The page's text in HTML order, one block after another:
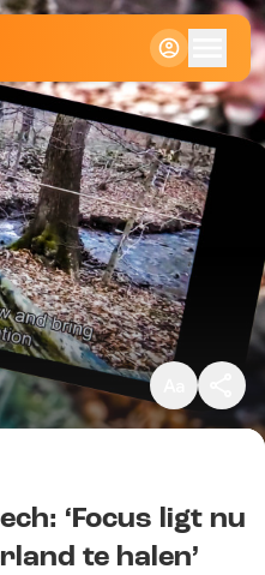
Klein
Standaard
Groot
‘Focus ligt nu
te halen’